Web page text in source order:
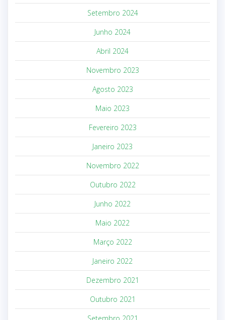
Setembro 2024
Junho 2024
Abril 2024
Novembro 2023
Agosto 2023
Maio 2023
Fevereiro 2023
Janeiro 2023
Novembro 2022
Outubro 2022
Junho 2022
Maio 2022
Março 2022
Janeiro 2022
Dezembro 2021
Outubro 2021
Setembro 2021